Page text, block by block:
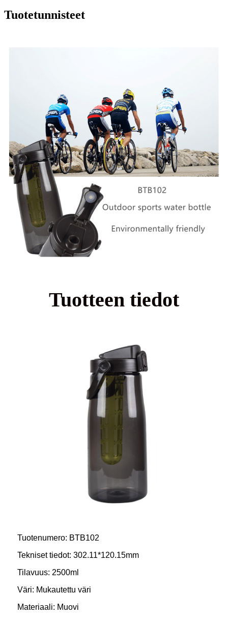
Tuotetunnisteet
Tuotteen tiedot
Tuotenumero: BTB102
Tekniset tiedot: 302.11*120.15mm
Tilavuus: 2500ml
Väri: Mukautettu väri
Materiaali: Muovi